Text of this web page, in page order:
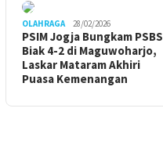
OLAHRAGA 28/02/2026
PSIM Jogja Bungkam PSBS
Biak 4-2 di Maguwoharjo,
Laskar Mataram Akhiri
Puasa Kemenangan